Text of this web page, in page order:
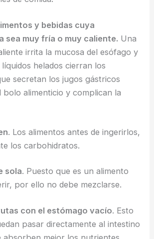
y bebidas cuya
sea muy fría o muy caliente. Una
irrita la mucosa del esófago y
líquidos helados cierran los
secretan los jugos gástricos
bolo alimenticio y complican la
. Los alimentos antes de ingerirlos,
los carbohidratos.
sola. Puesto que es un alimento
por ello no debe mezclarse.
con el estómago vacío. Esto
pasar directamente al intestino